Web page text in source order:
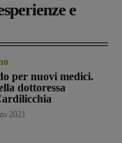
e
per nuovi medici.
dottoressa
2021